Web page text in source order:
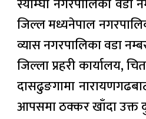
जिल्ल मध्यनेपाल
व्यास नगरपालिका वडा
जिल्ला प्रहरी कार्यालय,
दासढुङगामा
आपसमा ठक्कर खाँदा उक्त